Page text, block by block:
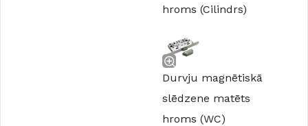
hroms (Cilindrs)
Durvju magnētiskā
slēdzene matēts
hroms (WC)